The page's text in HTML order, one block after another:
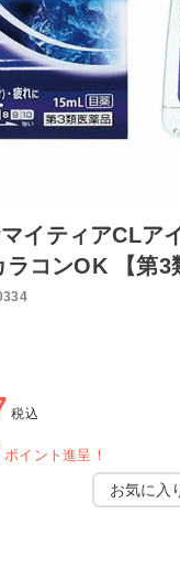
マイティアCLア
コンOK 【第3
税込
ポイント進呈！
お気に入